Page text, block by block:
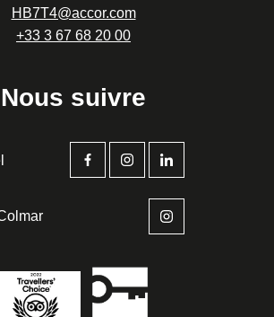
HB7T4@accor.com
+33 3 67 68 20 00
Nous suivre